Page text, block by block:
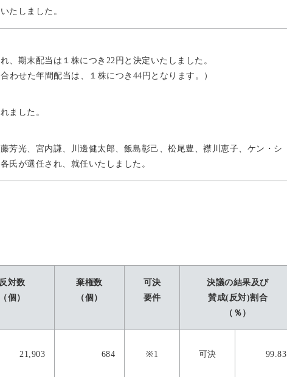
たしました。
、期末配当は１株につき22円と決定いたしました。
わせた年間配当は、１株につき44円となります。）
ました。
芳光、宮内謙、川邊健太郎、飯島彰己、松尾豊、襟川恵子、ケン・シ
氏が選任され、就任いたしました。
反対数
（個）
棄権数
（個）
可決
要件
決議の結果及び
賛成(反対)割合
（％）
21,903 684 ※1 可決 99.83